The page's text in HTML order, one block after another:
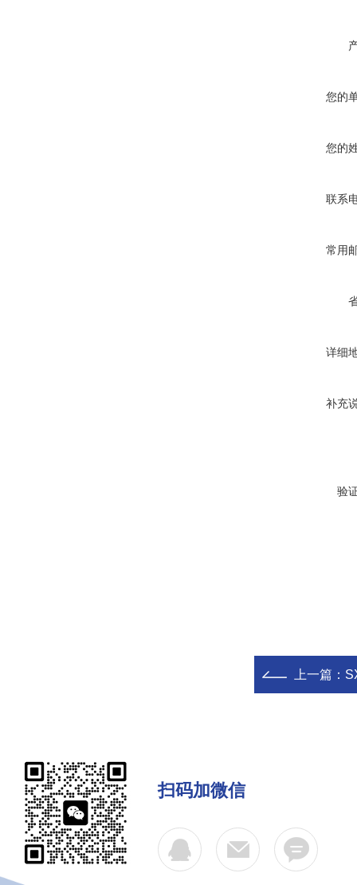
您的
您的
联系
常用
详细
补充
验
上一篇：
扫码加微信